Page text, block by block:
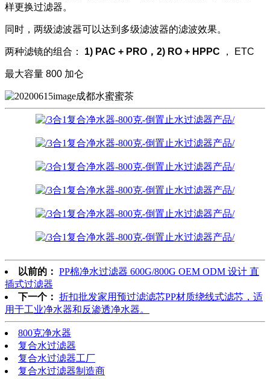
样更换过滤器。
同时，两级滤波器可以达到多级滤波器的滤波效果。
两种滤镜的组合： 1) PAC + PRO，2) RO + HPPC ， ETC
最大容量 800 加仑
以前的： PP棉净水过滤器 600G/800G OEM ODM 设计 直
插式过滤器
下一个： 折扣批发家用预过滤滤芯PP材质绕线式滤芯，适
用于工业净水器和反渗透净水器。
800克净水器
复合水过滤器
复合水过滤器工厂
复合水过滤器制造商